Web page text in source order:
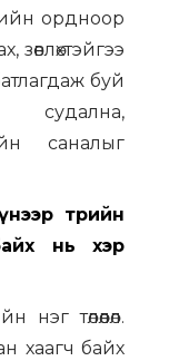
ордноор
зөвлөхтэйгээ
буй
саналыг
төрийн
нь хэр
төлөөлөл.
хаагч байх